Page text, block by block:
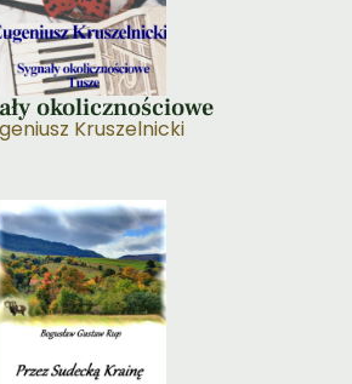
okolicznościowe
Kruszelnicki